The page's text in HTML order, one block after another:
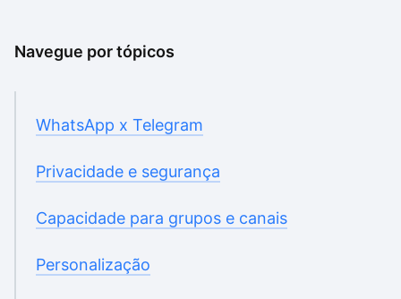
Navegue por tópicos
WhatsApp x Telegram
Privacidade e segurança
Capacidade para grupos e canais
Personalização